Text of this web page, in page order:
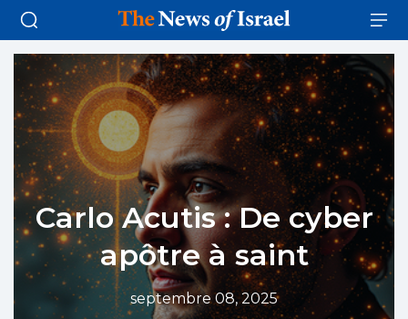
Carlo Acutis : De cyber
apôtre à saint
septembre 08, 2025